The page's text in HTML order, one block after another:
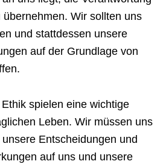
übernehmen. Wir sollten uns
und stattdessen unsere
auf der Grundlage von
spielen eine wichtige
Leben. Wir müssen uns
Entscheidungen und
auf uns und unsere